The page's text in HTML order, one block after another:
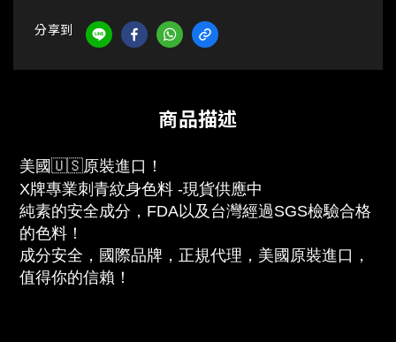
分享到
商品描述
美國🇺🇸原裝進口！
X牌專業刺青紋身色料 -現貨供應中
純素的安全成分，FDA以及台灣經過SGS檢驗合格
的色料！
成分安全，國際品牌，正規代理，美國原裝進口，
值得你的信賴！